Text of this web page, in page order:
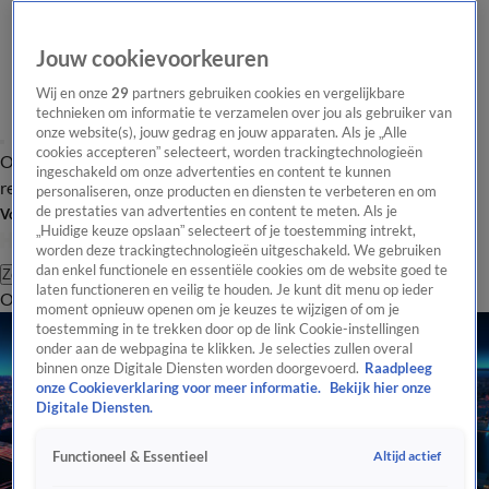
Overzicht Laatste nieuws Regionieuws Het beste van Hart
Tip de
redactie
Volg Hart van Nederland
Zoeken
OverzichtRegioUitzendingenWeerTip de redactiePanelVideo's
Jouw cookievoorkeuren
Wij en onze29 partners gebruiken cookies en vergelijkbare
technieken om informatie te verzamelen over jou als gebruiker van
onze website(s), jouw gedrag en jouw apparaten. Als je „Alle
cookies accepteren” selecteert, worden trackingtechnologieën
ingeschakeld om onze advertenties en content te kunnen
personaliseren, onze producten en diensten te verbeteren en om
de prestaties van advertenties en content te meten. Als je
„Huidige keuze opslaan” selecteert of je toestemming intrekt,
worden deze trackingtechnologieën uitgeschakeld. We gebruiken
dan enkel functionele en essentiële cookies om de website goed te
laten functioneren en veilig te houden. Je kunt dit menu op ieder
moment opnieuw openen om je keuzes te wijzigen of om je
toestemming in te trekken door op de link Cookie-instellingen
onder aan de webpagina te klikken. Je selecties zullen overal
binnen onze Digitale Diensten worden doorgevoerd. Raadpleeg
onze Cookieverklaring voor meer informatie.
Bekijk hier onze
Digitale Diensten.
Functioneel & Essentieel Altijd actief